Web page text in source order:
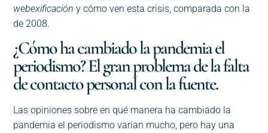
webexificación y cómo ven esta crisis, comparada con la
de 2008.
¿Cómo ha cambiado la pandemia el
periodismo? El gran problema de la falta
de contacto personal con la fuente.
Las opiniones sobre en qué manera ha cambiado la
pandemia el periodismo varían mucho, pero hay una